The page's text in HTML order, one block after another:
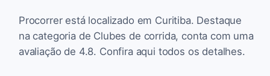
Procorrer está localizado em Curitiba. Destaque
na categoria de Clubes de corrida, conta com uma
avaliação de 4.8. Confira aqui todos os detalhes.